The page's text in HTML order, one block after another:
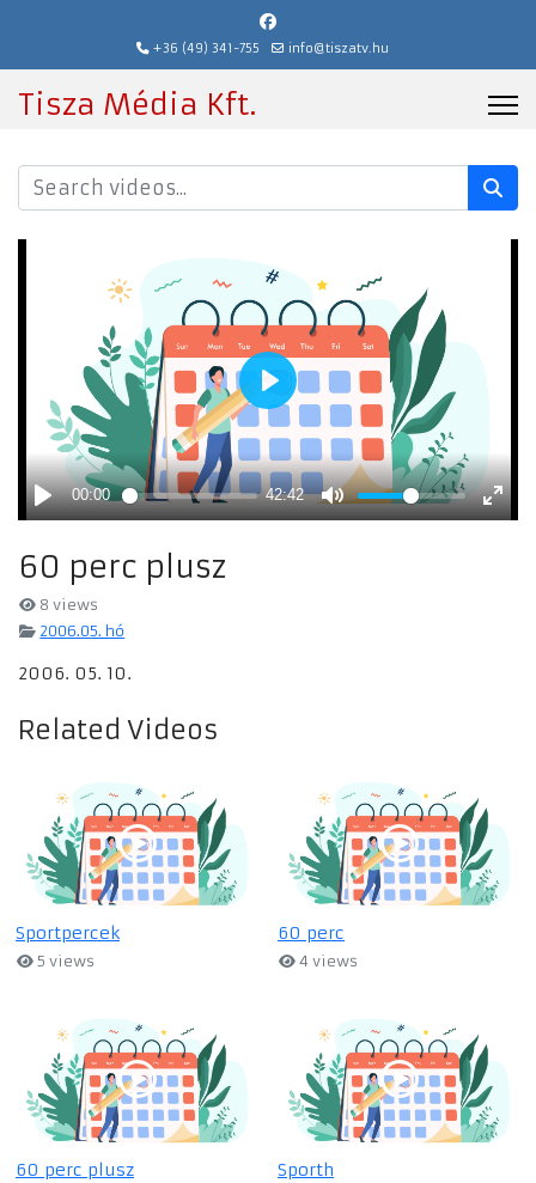
+36 (49) 341-755 info@tiszatv.hu
Tisza Média Kft.
60 perc plusz
8 views
2006.05. hó
2006. 05. 10.
Related Videos
Sportpercek
5 views
60 perc
4 views
60 perc plusz Sporth